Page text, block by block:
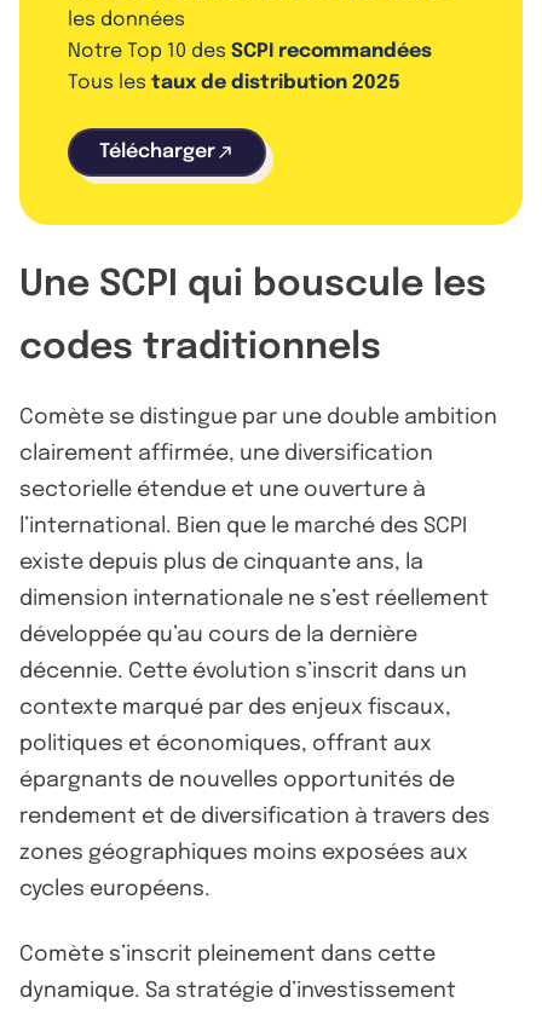
les données
Notre Top 10 des SCPI recommandées
Tous les taux de distribution 2025
Télécharger
Une SCPI qui bouscule les
codes traditionnels
Comète se distingue par une double ambition
clairement affirmée, une diversification
sectorielle étendue et une ouverture à
l’international. Bien que le marché des SCPI
existe depuis plus de cinquante ans, la
dimension internationale ne s’est réellement
développée qu’au cours de la dernière
décennie. Cette évolution s’inscrit dans un
contexte marqué par des enjeux fiscaux,
politiques et économiques, offrant aux
épargnants de nouvelles opportunités de
rendement et de diversification à travers des
zones géographiques moins exposées aux
cycles européens.
Comète s’inscrit pleinement dans cette
dynamique. Sa stratégie d’investissement